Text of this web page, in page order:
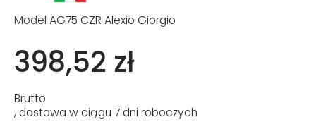
Model AG75 CZR Alexio Giorgio
398,52 zł
Brutto
, dostawa w ciągu 7 dni roboczych